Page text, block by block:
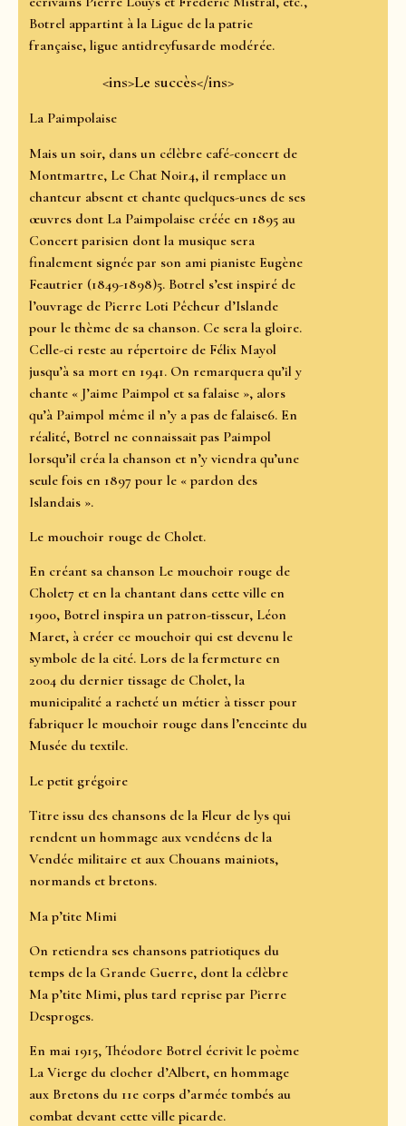
Botrel appartint à la Ligue de la patrie
française, ligue antidreyfusarde modérée.
<ins>Le succès</ins>
La Paimpolaise
Mais un soir, dans un célèbre café-concert de
Montmartre, Le Chat Noir4, il remplace un
chanteur absent et chante quelques-unes de ses
œuvres dont La Paimpolaise créée en 1895 au
Concert parisien dont la musique sera
finalement signée par son ami pianiste Eugène
Feautrier (1849-1898)5. Botrel s’est inspiré de
l’ouvrage de Pierre Loti Pêcheur d’Islande
pour le thème de sa chanson. Ce sera la gloire.
Celle-ci reste au répertoire de Félix Mayol
jusqu’à sa mort en 1941. On remarquera qu’il y
chante « J’aime Paimpol et sa falaise », alors
qu’à Paimpol même il n’y a pas de falaise6. En
réalité, Botrel ne connaissait pas Paimpol
lorsqu’il créa la chanson et n’y viendra qu’une
seule fois en 1897 pour le « pardon des
Islandais ».
Le mouchoir rouge de Cholet.
En créant sa chanson Le mouchoir rouge de
Cholet7 et en la chantant dans cette ville en
1900, Botrel inspira un patron-tisseur, Léon
Maret, à créer ce mouchoir qui est devenu le
symbole de la cité. Lors de la fermeture en
2004 du dernier tissage de Cholet, la
municipalité a racheté un métier à tisser pour
fabriquer le mouchoir rouge dans l’enceinte du
Musée du textile.
Le petit grégoire
Titre issu des chansons de la Fleur de lys qui
rendent un hommage aux vendéens de la
Vendée militaire et aux Chouans mainiots,
normands et bretons.
Ma p’tite Mimi
On retiendra ses chansons patriotiques du
temps de la Grande Guerre, dont la célèbre
Ma p’tite Mimi, plus tard reprise par Pierre
Desproges.
En mai 1915, Théodore Botrel écrivit le poème
La Vierge du clocher d’Albert, en hommage
aux Bretons du 11e corps d’armée tombés au
combat devant cette ville picarde.